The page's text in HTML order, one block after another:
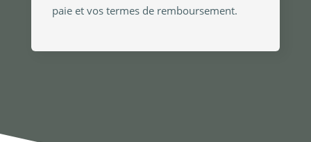
paie et vos termes de remboursement.